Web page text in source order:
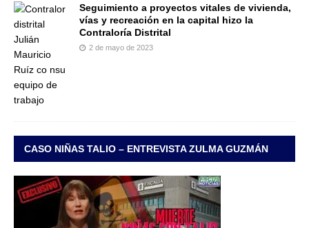
Seguimiento a proyectos vitales de vivienda,
vías y recreación en la capital hizo la
Contraloría Distrital
2 de mayo de 2023
CASO NIÑAS TALIO – ENTREVISTA ZULMA GUZMÁN